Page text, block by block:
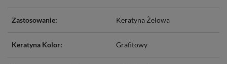
Zastosowanie: Keratyna Żelowa
Keratyna Kolor: Grafitowy